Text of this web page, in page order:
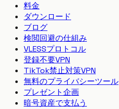
料金
ダウンロード
ブログ
検閲回避の仕組み
VLESSプロトコル
登録不要VPN
TikTok禁止対策VPN
無料のプライバシーツール
プレゼント企画
暗号資産で支払う